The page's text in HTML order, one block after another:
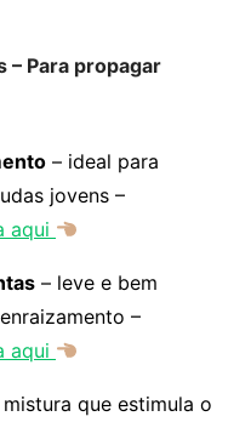
– Para propagar
– ideal para
jovens –
aqui
– leve e bem
–
aqui
mistura que estimula o